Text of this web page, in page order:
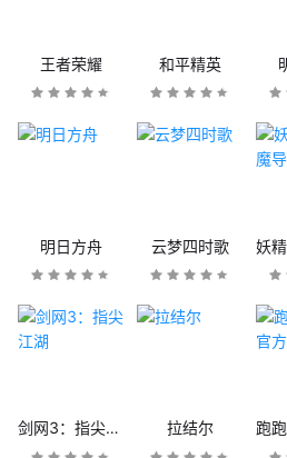
王者荣耀 和平精英
明日方舟 云梦四时歌
剑网3：指尖江湖 拉结尔